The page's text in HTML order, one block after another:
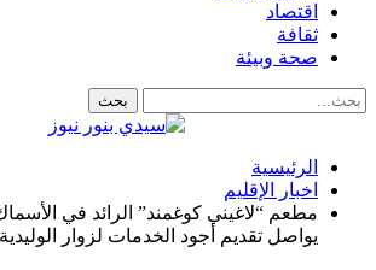
اقتصاد
ثقافة
صحة وبيئة
الرئيسية
اخبار الإقليم
مطعم “لاغيني كوغمند” الرائد في
يواصل تقديم أجود الخدمات لزوار